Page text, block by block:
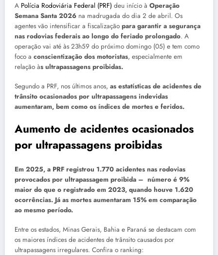
A Polícia Rodoviária Federal (PRF) deu início à Operação
Semana Santa 2026 na madrugada do dia 2 de abril. Os
agentes vão intensificar a fiscalização para garantir a segurança
nas rodovias federais ao longo do feriado prolongado. A
operação vai até às 23h59 do próximo domingo (05) e tem como
foco a conscientização dos motoristas, especialmente em
relação às ultrapassagens proibidas.
Segundo a PRF, nos últimos anos, as estatísticas de acidentes de
trânsito ocasionados por ultrapassagens indevidas
aumentaram, bem como os índices de mortes e feridos.
Aumento de acidentes ocasionados
por ultrapassagens proibidas
Em 2025, a PRF registrou 1.770 acidentes nas rodovias
provocados por ultrapassagem proibida – número é 9%
maior do que o registrado em 2023, quando houve 1.620
ocorrências. Já as mortes aumentaram 15% em comparação
ao mesmo período.
Entre os estados, Minas Gerais, Bahia e Paraná se destacam com
os maiores índices de acidentes de trânsito causados por
ultrapassagens irregulares. Confira o ranking: